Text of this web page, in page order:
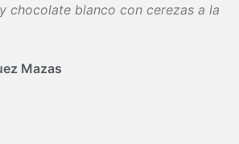
chocolate blanco con cerezas a la
Mazas